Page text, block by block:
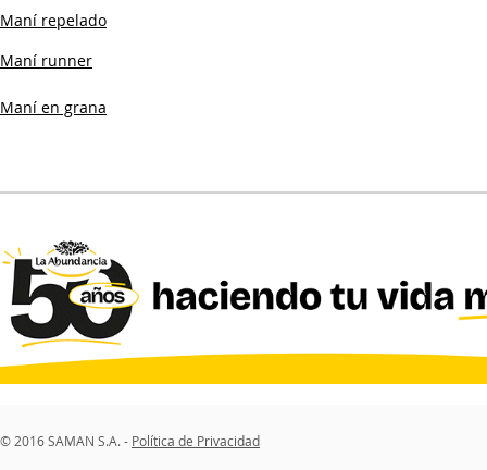
Maní repelado
Maní runner
Maní en grana
© 2016 SAMAN S.A. - Política de Privacidad